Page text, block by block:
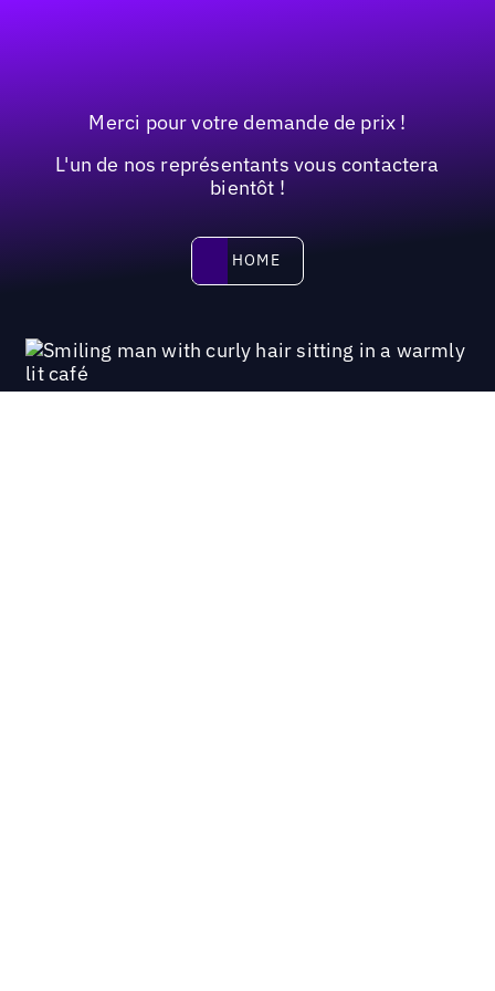
Merci pour votre demande de prix !
L'un de nos représentants vous contactera
bientôt !
HOMEHOME